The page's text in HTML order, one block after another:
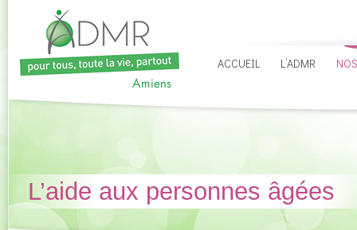
ACCUEIL L’ADMR
L’aide aux personnes âgées